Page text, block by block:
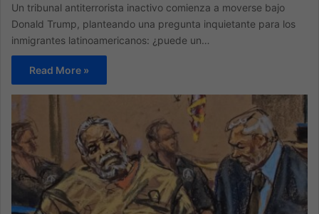
Un tribunal antiterrorista inactivo comienza a moverse bajo
Donald Trump, planteando una pregunta inquietante para los
inmigrantes latinoamericanos: ¿puede un…
Read More »